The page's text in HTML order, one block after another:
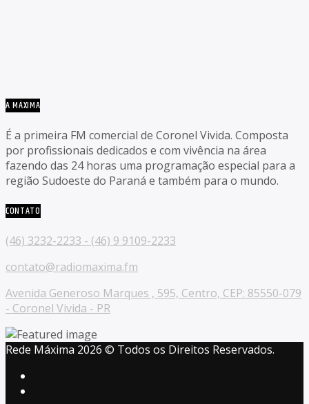
A MÁXIMA
É a primeira FM comercial de Coronel Vivida. Composta
por profissionais dedicados e com vivência na área
fazendo das 24 horas uma programação especial para a
região Sudoeste do Paraná e também para o mundo.
CONTATO
(46) 3232-2233 - (46) 9 9109-2233
contato@radiomaxima.fm
Avenida Generoso Marques , 595, Centro, CEP: 85550-079
- Coronel Vivida - PR
Rede Máxima 2026 © Todos os Direitos Reservados.